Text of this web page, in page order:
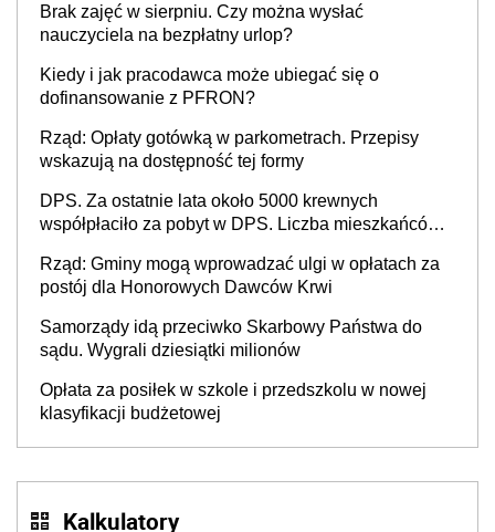
Brak zajęć w sierpniu. Czy można wysłać
nauczyciela na bezpłatny urlop?
Kiedy i jak pracodawca może ubiegać się o
dofinansowanie z PFRON?
Rząd: Opłaty gotówką w parkometrach. Przepisy
wskazują na dostępność tej formy
DPS. Za ostatnie lata około 5000 krewnych
współpłaciło za pobyt w DPS. Liczba mieszkańców
Rząd: Gminy mogą wprowadzać ulgi w opłatach za
postój dla Honorowych Dawców Krwi
Samorządy idą przeciwko Skarbowy Państwa do
sądu. Wygrali dziesiątki milionów
Opłata za posiłek w szkole i przedszkolu w nowej
klasyfikacji budżetowej
Kalkulatory